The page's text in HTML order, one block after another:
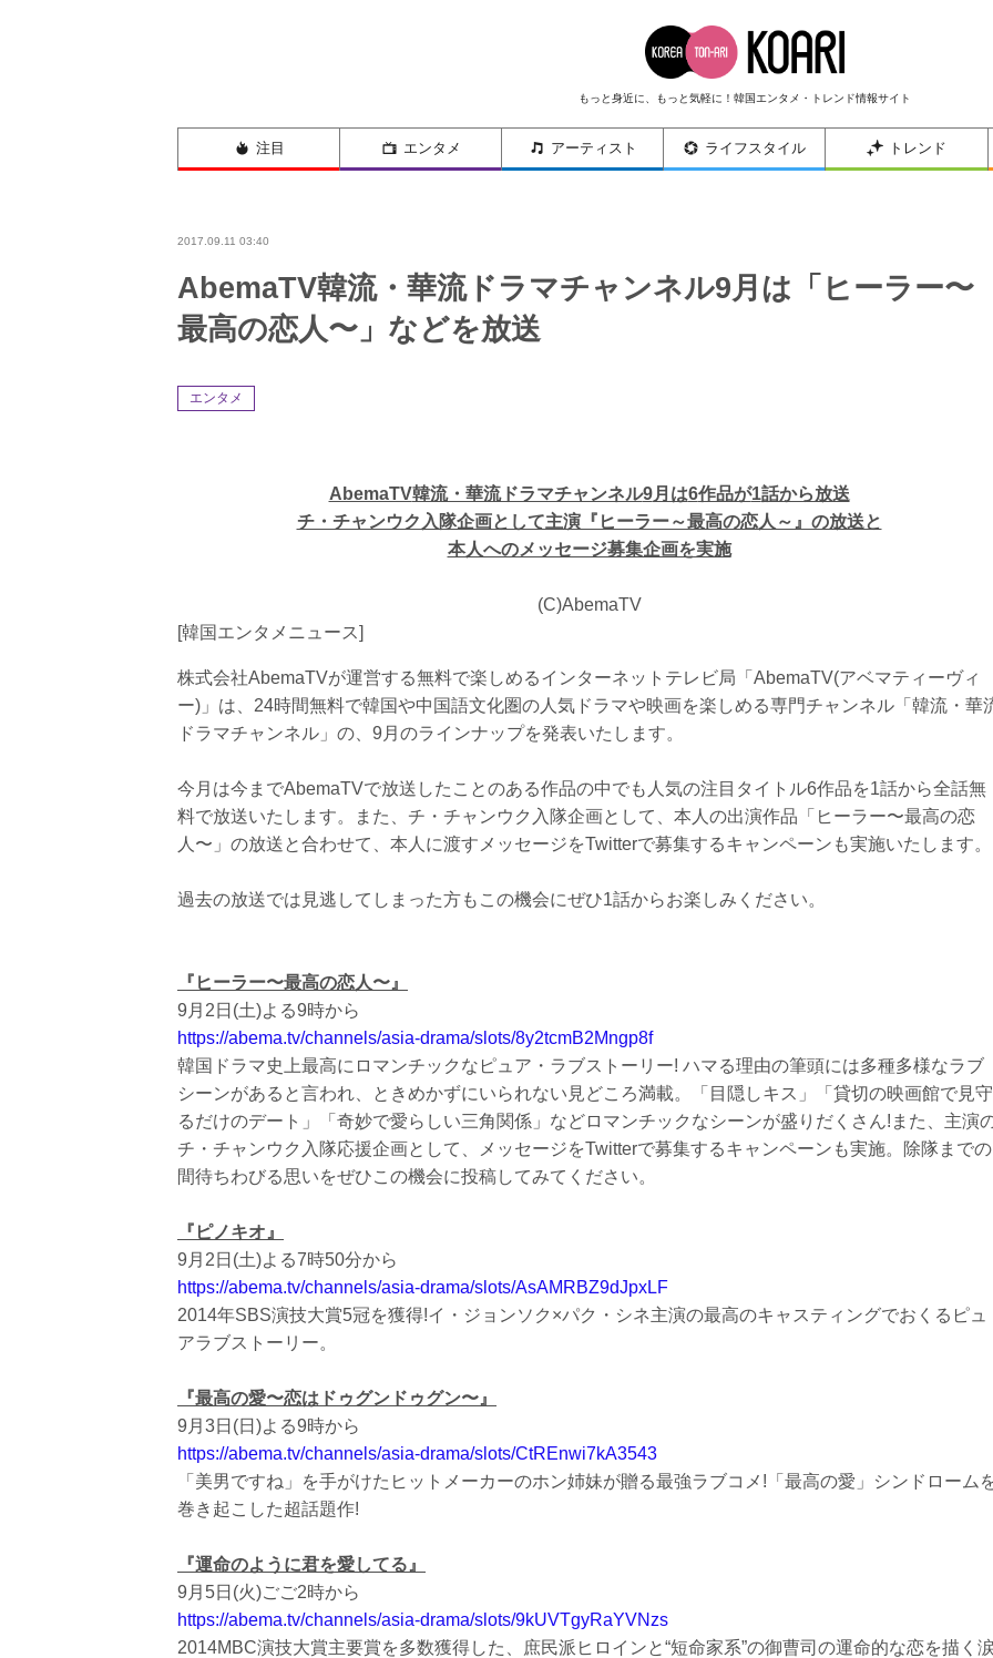
もっと身近に、もっと気軽に！韓国エンタメ・トレンド情報サイト
注目 エンタメ アーティスト ライフスタイル トレンド
2017.09.11 03:40
AbemaTV韓流・華流ドラマチャンネル9月は「ヒーラー〜
最高の恋人〜」などを放送
エンタメ
AbemaTV韓流・華流ドラマチャンネル9月は6作品が1話から放送
チ・チャンウク入隊企画として主演『ヒーラー～最高の恋人～』の放送と
本人へのメッセージ募集企画を実施
(C)AbemaTV
[韓国エンタメニュース]
株式会社AbemaTVが運営する無料で楽しめるインターネットテレビ局「AbemaTV(アベマティーヴィ
ー)」は、24時間無料で韓国や中国語文化圏の人気ドラマや映画を楽しめる専門チャンネル「韓流・華
ドラマチャンネル」の、9月のラインナップを発表いたします。
今月は今までAbemaTVで放送したことのある作品の中でも人気の注目タイトル6作品を1話から全話無
料で放送いたします。また、チ・チャンウク入隊企画として、本人の出演作品「ヒーラー〜最高の恋
人〜」の放送と合わせて、本人に渡すメッセージをTwitterで募集するキャンペーンも実施いたします。
過去の放送では見逃してしまった方もこの機会にぜひ1話からお楽しみください。
『 ヒーラー〜最高の恋人〜 』
9月2日(土)よる9時から
https://abema.tv/channels/asia-drama/slots/8y2tcmB2Mngp8f
韓国ドラマ史上最高にロマンチックなピュア・ラブストーリー! ハマる理由の筆頭には多種多様なラブ
シーンがあると言われ、ときめかずにいられない見どころ満載。「目隠しキス」「貸切の映画館で見守
るだけのデート」「奇妙で愛らしい三角関係」などロマンチックなシーンが盛りだくさん!また、主演
チ・チャンウク入隊応援企画として、メッセージをTwitterで募集するキャンペーンも実施。除隊までの
間待ちわびる思いをぜひこの機会に投稿してみてください。
『ピノキオ』
9月2日(土)よる7時50分から
https://abema.tv/channels/asia-drama/slots/AsAMRBZ9dJpxLF
2014年SBS演技大賞5冠を獲得!イ・ジョンソク×パク・シネ主演の最高のキャスティングでおくるピュ
アラブストーリー。
『最高の愛〜恋はドゥグンドゥグン〜』
9月3日(日)よる9時から
https://abema.tv/channels/asia-drama/slots/CtREnwi7kA3543
「美男ですね」を手がけたヒットメーカーのホン姉妹が贈る最強ラブコメ!「最高の愛」シンドローム
巻き起こした超話題作!
『運命のように君を愛してる』
9月5日(火)ごご2時から
https://abema.tv/channels/asia-drama/slots/9kUVTgyRaYVNzs
2014MBC演技大賞主要賞を多数獲得した、庶民派ヒロインと“短命家系”の御曹司の運命的な恋を描く